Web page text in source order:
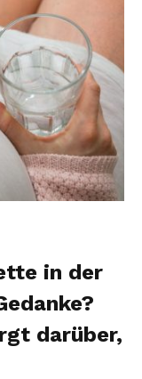
in der
darüber,